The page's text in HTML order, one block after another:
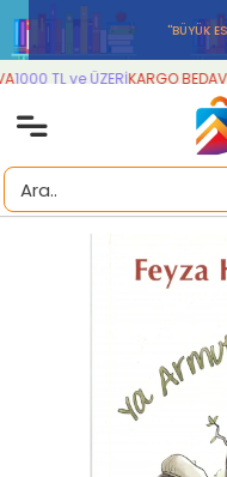
''BÜYÜK
1000 TL ve ÜZERİKARGO